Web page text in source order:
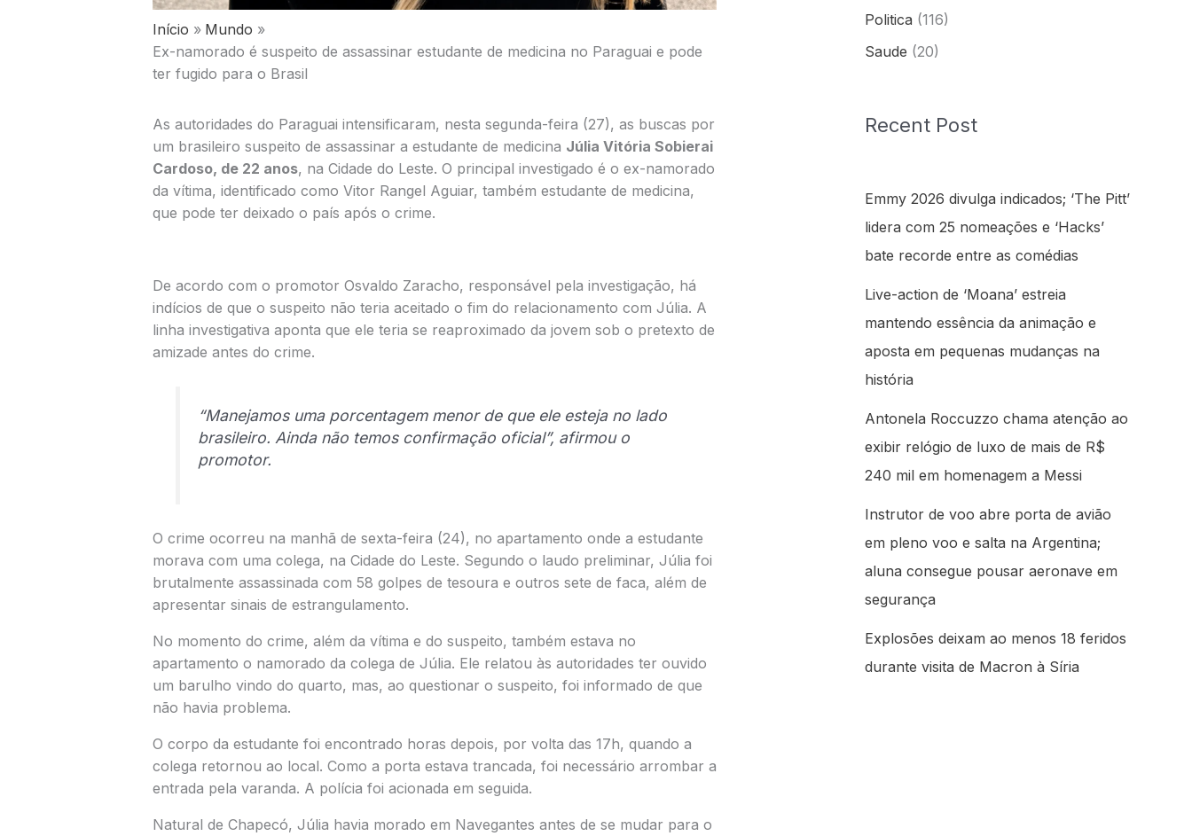
Início
Mundo
Ex-namorado é suspeito de assassinar estudante de medicina no Paraguai e pode
ter fugido para o Brasil
As autoridades do Paraguai intensificaram, nesta segunda-feira (27), as buscas por
um brasileiro suspeito de assassinar a estudante de medicina Júlia Vitória Sobierai
Cardoso, de 22 anos, na Cidade do Leste. O principal investigado é o ex-namorado
da vítima, identificado como Vitor Rangel Aguiar, também estudante de medicina,
que pode ter deixado o país após o crime.
De acordo com o promotor Osvaldo Zaracho, responsável pela investigação, há
indícios de que o suspeito não teria aceitado o fim do relacionamento com Júlia. A
linha investigativa aponta que ele teria se reaproximado da jovem sob o pretexto de
amizade antes do crime.
“Manejamos uma porcentagem menor de que ele esteja no lado
brasileiro. Ainda não temos confirmação oficial”, afirmou o
promotor.
O crime ocorreu na manhã de sexta-feira (24), no apartamento onde a estudante
morava com uma colega, na Cidade do Leste. Segundo o laudo preliminar, Júlia foi
brutalmente assassinada com 58 golpes de tesoura e outros sete de faca, além de
apresentar sinais de estrangulamento.
No momento do crime, além da vítima e do suspeito, também estava no
apartamento o namorado da colega de Júlia. Ele relatou às autoridades ter ouvido
um barulho vindo do quarto, mas, ao questionar o suspeito, foi informado de que
não havia problema.
O corpo da estudante foi encontrado horas depois, por volta das 17h, quando a
colega retornou ao local. Como a porta estava trancada, foi necessário arrombar a
entrada pela varanda. A polícia foi acionada em seguida.
Natural de Chapecó, Júlia havia morado em Navegantes antes de se mudar para o
Politica (116)
Saude (20)
Recent Post
Emmy 2026 divulga indicados; ‘The Pitt’
lidera com 25 nomeações e ‘Hacks’
bate recorde entre as comédias
Live-action de ‘Moana’ estreia
mantendo essência da animação e
aposta em pequenas mudanças na
história
Antonela Roccuzzo chama atenção ao
exibir relógio de luxo de mais de R$
240 mil em homenagem a Messi
Instrutor de voo abre porta de avião
em pleno voo e salta na Argentina;
aluna consegue pousar aeronave em
segurança
Explosões deixam ao menos 18 feridos
durante visita de Macron à Síria